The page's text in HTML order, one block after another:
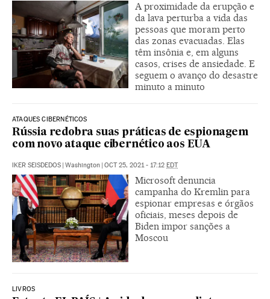
A proximidade da erupção e
da lava perturba a vida das
pessoas que moram perto
das zonas evacuadas. Elas
têm insônia e, em alguns
casos, crises de ansiedade. E
seguem o avanço do desastre
minuto a minuto
ATAQUES CIBERNÉTICOS
Rússia redobra suas práticas de espionagem
com novo ataque cibernético aos EUA
IKER SEISDEDOS Washington OCT 25, 2021 - 17:12 EDT
Microsoft denuncia
campanha do Kremlin para
espionar empresas e órgãos
oficiais, meses depois de
Biden impor sanções a
Moscou
LIVROS